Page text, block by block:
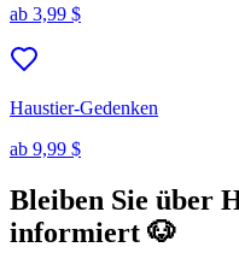
ab 3,99 $
Haustier-Gedenken
ab 9,99 $
Bleiben Sie über
informiert 🐶